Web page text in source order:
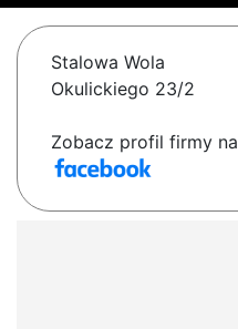
Stalowa Wola
Okulickiego 23/2
Zobacz profil firmy na